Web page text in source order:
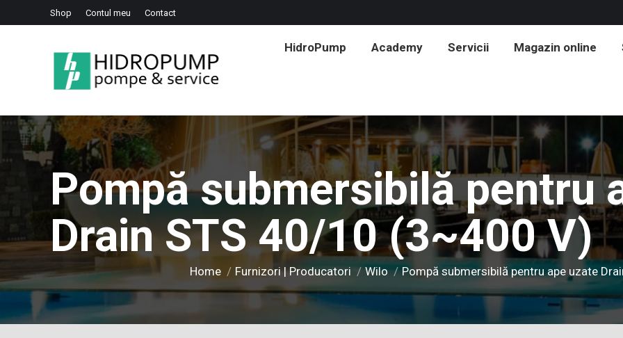
Shop Contul meu Contact
HidroPump Academy Servicii Magazin online
Pompă submersibilă pentru
Drain STS 40/10 (3~400 V)
You are here:
Home Furnizori | Producatori Wilo Pompă submersibilă pentru ape uzate